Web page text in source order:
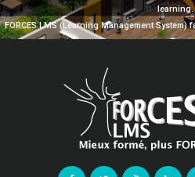
learning.
FORCES LMS (Learning Management System)